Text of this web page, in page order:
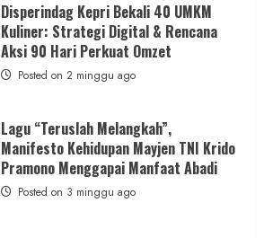
Disperindag Kepri Bekali 40 UMKM
Kuliner: Strategi Digital & Rencana
Aksi 90 Hari Perkuat Omzet
Posted on 2 minggu ago
Lagu “Teruslah Melangkah”,
Manifesto Kehidupan Mayjen TNI Krido
Pramono Menggapai Manfaat Abadi
Posted on 3 minggu ago